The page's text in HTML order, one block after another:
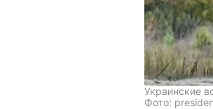
Украинские
Фото: